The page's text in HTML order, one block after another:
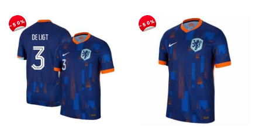
-50% -50%